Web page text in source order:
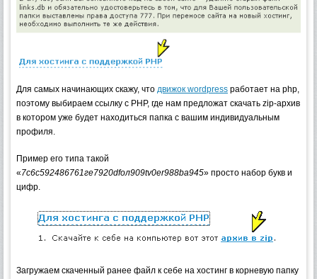
Для самых начинающих скажу, что движок wordpress работает на php,
поэтому выбираем ссылку с PHP, где нам предложат скачать zip-архив
в котором уже будет находиться папка с вашим индивидуальным
профиля.
Пример его типа такой
«7c6c592486761гe7920dfол909tv0er988ba945» просто набор букв и
цифр.
Загружаем скаченный ранее файл к себе на хостинг в корневую папку